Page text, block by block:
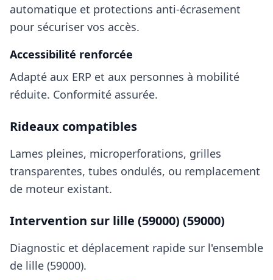
automatique et protections anti-écrasement
pour sécuriser vos accès.
Accessibilité renforcée
Adapté aux ERP et aux personnes à mobilité
réduite. Conformité assurée.
Rideaux compatibles
Lames pleines, microperforations, grilles
transparentes, tubes ondulés, ou remplacement
de moteur existant.
Intervention sur lille (59000) (59000)
Diagnostic et déplacement rapide sur l'ensemble
de lille (59000).